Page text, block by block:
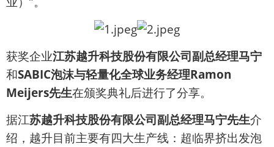
获奖企业江苏越升科技股份有限公司副总经理马宁
和SABIC泡沫与轻量化全球业务经理Ramon
Meijers先生在颁奖典礼后进行了分享。
据江苏越升科技股份有限公司副总经理马宁先生介
绍，越升目前主要有四大生产线：超临界挤出发泡